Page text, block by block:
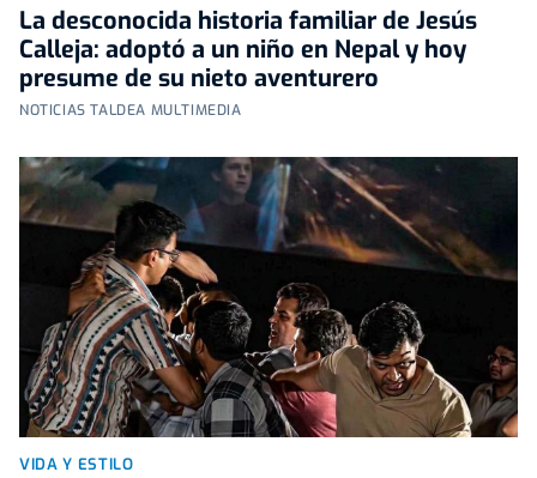
La desconocida historia familiar de Jesús
Calleja: adoptó a un niño en Nepal y hoy
presume de su nieto aventurero
NOTICIAS TALDEA MULTIMEDIA
VIDA Y ESTILO